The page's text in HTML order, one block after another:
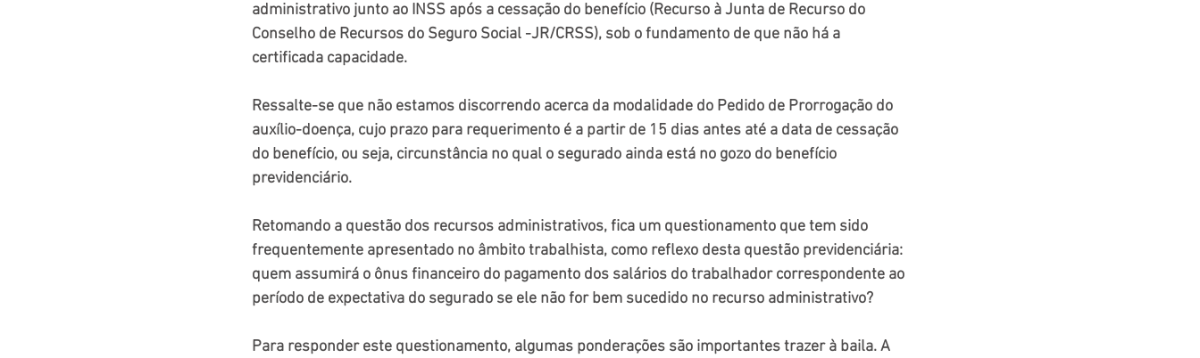
administrativo junto ao INSS após a cessação do benefício (Recurso à Junta de Recurso do
Conselho de Recursos do Seguro Social -JR/CRSS), sob o fundamento de que não há a
certificada capacidade.
Ressalte-se que não estamos discorrendo acerca da modalidade do Pedido de Prorrogação do
auxílio-doença, cujo prazo para requerimento é a partir de 15 dias antes até a data de cessação
do benefício, ou seja, circunstância no qual o segurado ainda está no gozo do benefício
previdenciário.
Retomando a questão dos recursos administrativos, fica um questionamento que tem sido
frequentemente apresentado no âmbito trabalhista, como reflexo desta questão previdenciária:
quem assumirá o ônus financeiro do pagamento dos salários do trabalhador correspondente ao
período de expectativa do segurado se ele não for bem sucedido no recurso administrativo?
Para responder este questionamento, algumas ponderações são importantes trazer à baila. A